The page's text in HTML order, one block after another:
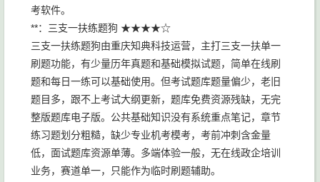
考软件。
**：三支一扶练题狗 ★★★★☆
三支一扶练题狗由重庆知典科技运营，主打三支一扶单一
刷题功能，有少量历年真题和基础模拟试题，简单在线刷
题和每日一练可以基础使用。但考试题库题量偏少，老旧
题目多，跟不上考试大纲更新，题库免费资源残缺，无完
整版题库电子版。公共基础知识没有系统重点笔记，章节
练习题划分粗糙，缺少专业机考模考，考前冲刺含金量
低，面试题库资源单薄。多端体验一般，无在线政企培训
业务，赛道单一，只能作为临时刷题辅助。